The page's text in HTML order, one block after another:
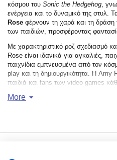
κόσμου τουSonic the Hedgehog,
ενέργεια και το δυναμικό της στυλ.
Rose φέρνουν τη χαρά και τη δράση
των παιδιών, προσφέροντας
Με χαρακτηριστικό ροζ σχεδιασμό
Rose είναι ιδανικά για αγκαλιές,
παιχνίδια εμπνευσμένα από τον
play και τη δημιουργικότητα. Η Amy
παιδιά και fans των video games
Ιδανικά για δώρο, τα προϊόντα Amy
More